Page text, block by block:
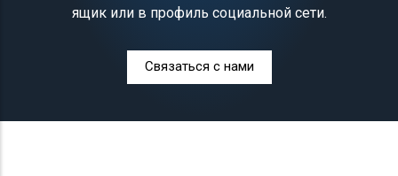
ящик или в профиль социальной сети.
Связаться с нами